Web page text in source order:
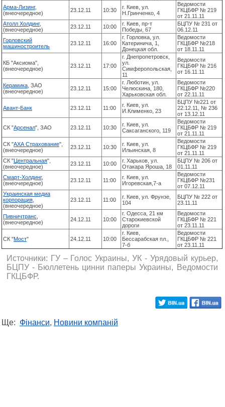
Арма-Лизинг,
(внеочередное)
23.12.11 10:30
г. Киев, ул.
Н.Гринченко, 4
Ведомости
ГКЦБФР № 219
от 21.11.11
Атолл Холдинг,
(внеочередное)
23.12.11 10:00
г. Киев, пр-т
Победы, 67
БЦПУ № 231 от
06.12.11
Горловский
машиностроитель
23.12.11 16:00
г. Горловка, ул.
Катеринича, 1,
Донецкая обл.
Ведомости
ГКЦБФР №218
от 18.11.11
КБ "Аксиома",
(внеочередное)
23.12.11 17:00
г. Днепропетровск,
ул.
Симферопольская,
11
Ведомости
ГКЦБФР № 216
от 16.11.11
Керамика , ЗАО
(внеочередное)
23.12.11 15:00
г. Люботин, ул.
Челюскина, 180,
Харьковская обл.
Ведомости
ГКЦБФР №220
от 22.11.11
Авант-Банк 23.12.11 11:00
г. Киев, ул.
И.Клименко, 23
БЦПУ №221 от
22.12.11, № 236
от 13.12.11
СК "Арсенал", ЗАО 23.12.11 10:30
г. Киев, ул.
Саксаганского, 119
Ведомости
ГКЦБФР № 219
от 21.11.11
СК "АХА Страхование",
(внеочередное)
23.12.11 10:30
г. Киев, ул.
Ильинская, 8
Ведомости
ГКЦБФР № 219
от 21.11.11
СК "Центральная",
(внеочередное)
23.12.11 10:00
г. Харьков, ул.
Отакара Яроша, 18
БЦПУ № 206 от
01.11.11
Смарт-Холдинг,
(внеочередное)
23.12.11 11:00
г. Киев, ул.
Игоревская,7-а
Ведомости
ГКЦБФР №231
от 07.12.11
Украинская медиа
корпорация
(внеочередное)
23.12.11 11:00
г. Киев, ул. Фрунзе,
104
БЦПУ № 222 от
23.11.11
Пивничтранс
(внеочередное)
24.12.11 10:00
г. Одесса, 21 км
Старокиевской
дороги
Ведомости
ГКЦБФР № 221
от 23.11.11
СК "Мост" 24.12.11 10:00
г. Киев,
Бессарабская пл.,
7-б
Ведомости
ГКЦБФР № 221
от 23.11.11
Источники: ГУ – Голос Украины, УК - Урядовый курьер,
БЦПУ - Бюллетень цинни паперы Украины, Ведомости
ГКЦБФР.
Ще: Фінанси, Новини компаній